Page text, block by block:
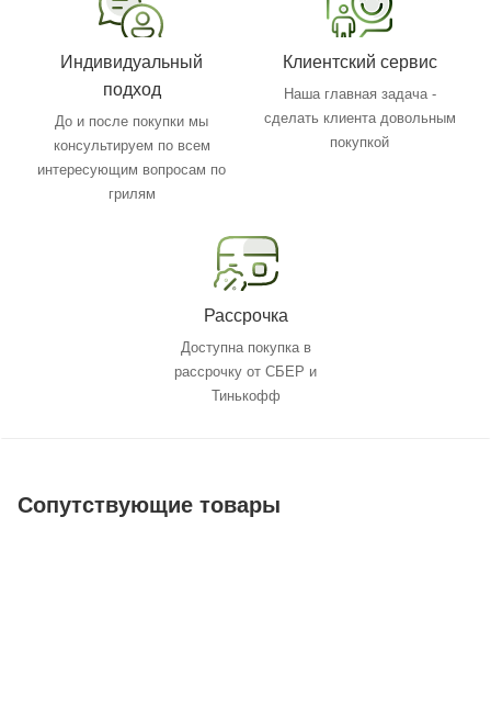
Индивидуальный
подход
До и после покупки мы
консультируем по всем
интересующим вопросам по
грилям
Клиентский сервис
Наша главная задача -
сделать клиента довольным
покупкой
Рассрочка
Доступна покупка в
рассрочку от СБЕР и
Тинькофф
Сопутствующие товары